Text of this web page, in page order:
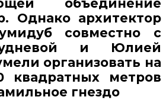
объединение
Однако архитектор
совместно с
и Юлией
организовать на
квадратных метров
гнездо